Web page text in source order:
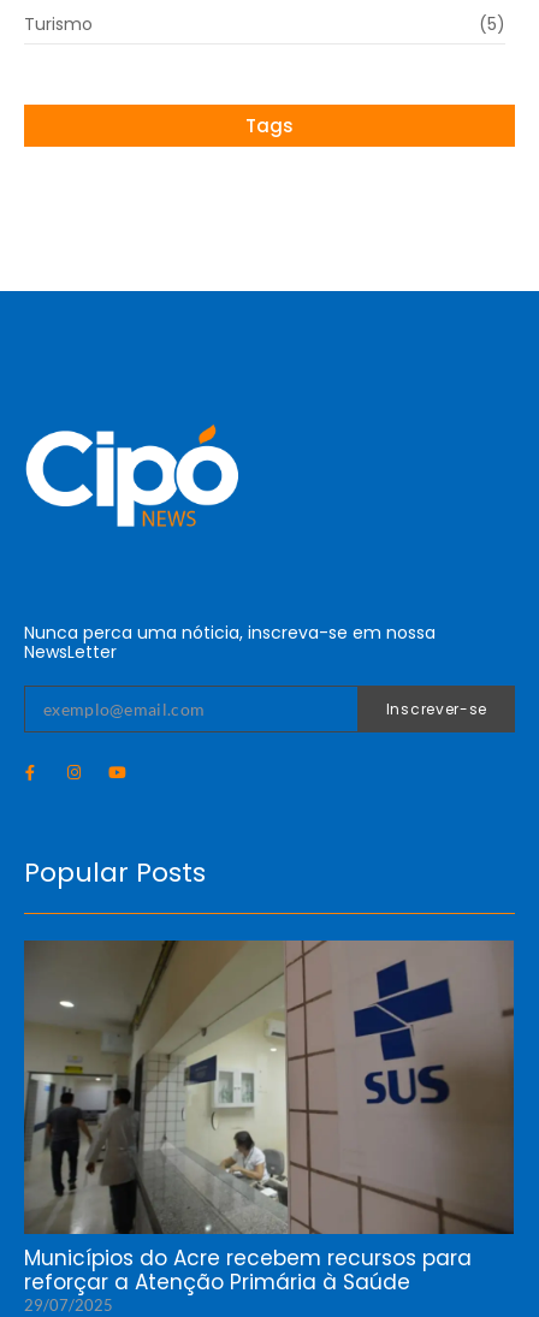
Turismo (5)
Tags
Nunca perca uma nóticia, inscreva-se em nossa
NewsLetter
Inscrever-se
Popular Posts
Municípios do Acre recebem recursos para
reforçar a Atenção Primária à Saúde
29/07/2025